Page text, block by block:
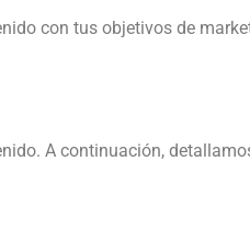
con tus objetivos de
A continuación,